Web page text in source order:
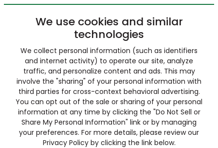
We use cookies and similar
technologies
We collect personal information (such as identifiers
and internet activity) to operate our site, analyze
traffic, and personalize content and ads. This may
involve the "sharing" of your personal information with
third parties for cross-context behavioral advertising.
You can opt out of the sale or sharing of your personal
information at any time by clicking the "Do Not Sell or
Share My Personal Information" link or by managing
your preferences. For more details, please review our
Privacy Policy by clicking the link below.